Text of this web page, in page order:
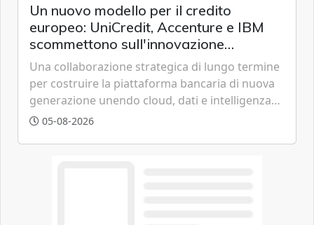
Un nuovo modello per il credito
europeo: UniCredit, Accenture e IBM
scommettono sull'innovazione
tecnologica
Una collaborazione strategica di lungo termine
per costruire la piattaforma bancaria di nuova
generazione unendo cloud, dati e intelligenza
artificiale.
05-08-2026